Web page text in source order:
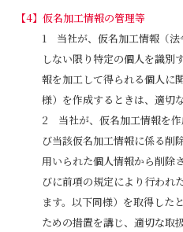
仮名加工情報の管理等
当社が、仮名加工情報（
しない限り特定の個人を識別
報を加工して得られる個人に
様）を作成するときは、適切
当社が、仮名加工情報を
び当該仮名加工情報に係る削
用いられた個人情報から削除
びに前項の規定により行われ
ます。以下同様）を取得した
ための措置を講じ、適切な取